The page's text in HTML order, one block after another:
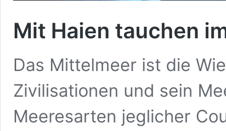
Mit Haien tauchen
Das Mittelmeer ist die
Zivilisationen und sein
Meeresarten jeglicher